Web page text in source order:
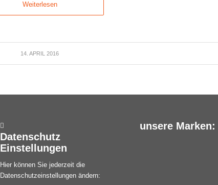
Weiterlesen
14. APRIL 2016
Datenschutz
Einstellungen
Hier können Sie jederzeit die
Datenschutzeinstellungen ändern:
unsere Marken: